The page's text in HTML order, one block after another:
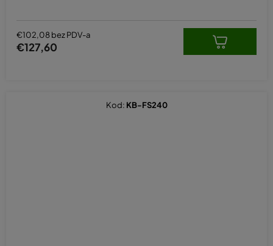
€102,08 bez PDV-a
€127,60
Kod: KB-FS240